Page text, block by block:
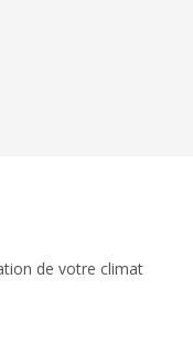
de votre climat